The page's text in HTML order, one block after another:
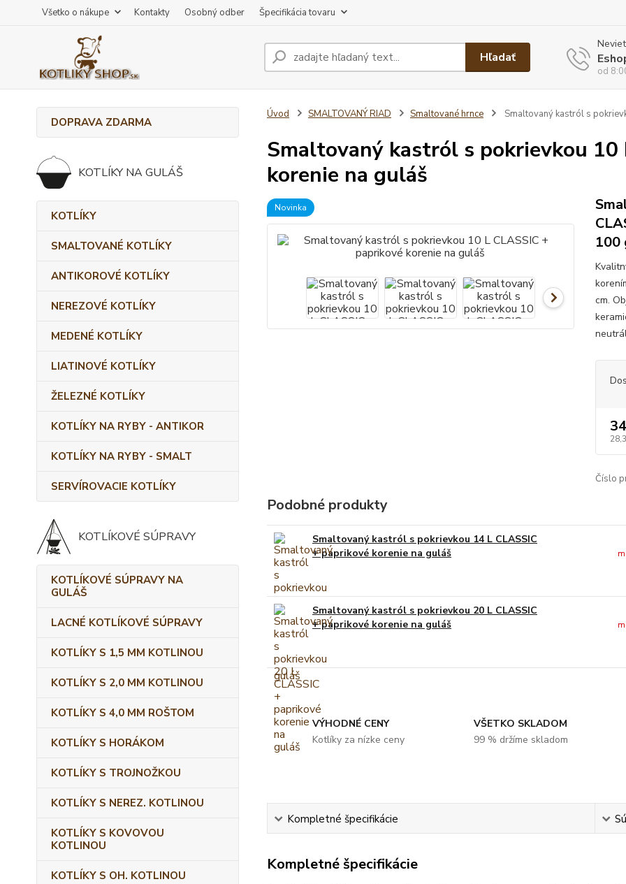
Všetko o nákupe Kontakty Osobný odber Špecifikácia tovaru
Hľadať
od
DOPRAVA ZDARMA
KOTLÍKY NA GULÁŠ
KOTLÍKY
SMALTOVANÉ KOTLÍKY
ANTIKOROVÉ KOTLÍKY
NEREZOVÉ KOTLÍKY
MEDENÉ KOTLÍKY
LIATINOVÉ KOTLÍKY
ŽELEZNÉ KOTLÍKY
KOTLÍKY NA RYBY - ANTIKOR
KOTLÍKY NA RYBY - SMALT
SERVÍROVACIE KOTLÍKY
KOTLÍKOVÉ SÚPRAVY
KOTLÍKOVÉ SÚPRAVY NA
GULÁŠ
LACNÉ KOTLÍKOVÉ SÚPRAVY
KOTLÍKY S 1,5 MM KOTLINOU
KOTLÍKY S 2,0 MM KOTLINOU
KOTLÍKY S 4,0 MM ROŠTOM
KOTLÍKY S HORÁKOM
KOTLÍKY S TROJNOŽKOU
KOTLÍKY S NEREZ. KOTLINOU
KOTLÍKY S KOVOVOU
KOTLINOU
KOTLÍKY S OH. KOTLINOU
Úvod SMALTOVANÝ RIAD Smaltované hrnce Smaltovaný kastról s
Smaltovaný kastról s pokrievkou 10
korenie na guláš
Novinka
100
cm.
Číslo
Podobné produkty
Smaltovaný kastról s pokrievkou 14 L CLASSIC
+ paprikové korenie na guláš
Smaltovaný kastról s pokrievkou 20 L CLASSIC
+ paprikové korenie na guláš
VÝHODNÉ CENY
Kotlíky za nízke ceny
VŠETKO SKLADOM
99 % držíme skladom
Kompletné špecifikácie
Kompletné špecifikácie